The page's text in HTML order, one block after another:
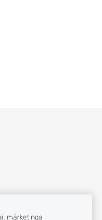
mārketinga